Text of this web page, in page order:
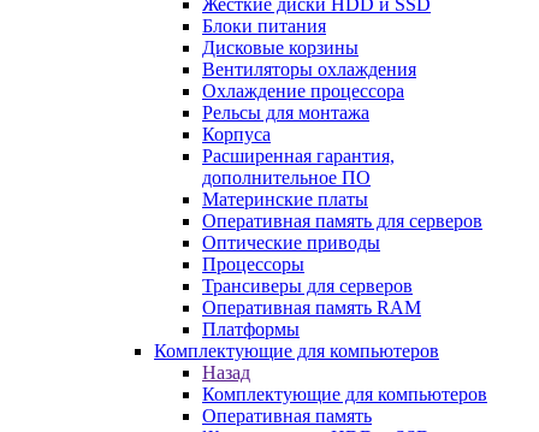
Жесткие диски HDD и SSD
Блоки питания
Дисковые корзины
Вентиляторы охлаждения
Охлаждение процессора
Рельсы для монтажа
Корпуса
Расширенная гарантия,
дополнительное ПО
Материнские платы
Оперативная память для серверов
Оптические приводы
Процессоры
Трансиверы для серверов
Оперативная память RAM
Платформы
Комплектующие для компьютеров
Назад
Комплектующие для компьютеров
Оперативная память